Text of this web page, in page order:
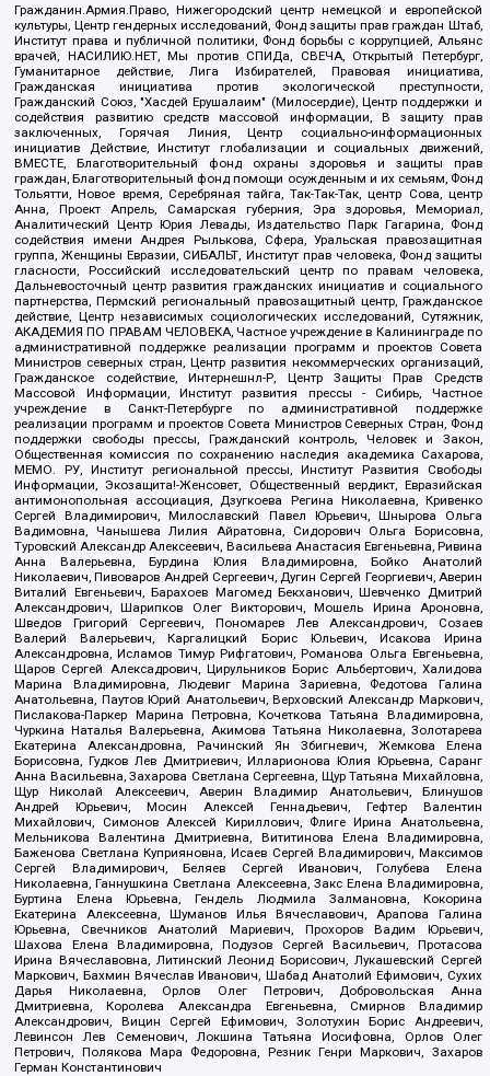
Гражданин.Армия.Право, Нижегородский центр немецкой и европейской
культуры, Центр гендерных исследований, Фонд защиты прав граждан Штаб,
Институт права и публичной политики, Фонд борьбы с коррупцией, Альянс
врачей, НАСИЛИЮ.НЕТ, Мы против СПИДа, СВЕЧА, Открытый Петербург,
Гуманитарное действие, Лига Избирателей, Правовая инициатива,
Гражданская инициатива против экологической преступности,
Гражданский Союз, "Хасдей Ерушалаим" (Милосердие), Центр поддержки и
содействия развитию средств массовой информации, В защиту прав
заключенных, Горячая Линия, Центр социально-информационных
инициатив Действие, Институт глобализации и социальных движений,
ВМЕСТЕ, Благотворительный фонд охраны здоровья и защиты прав
граждан, Благотворительный фонд помощи осужденным и их семьям, Фонд
Тольятти, Новое время, Серебряная тайга, Так-Так-Так, центр Сова, центр
Анна, Проект Апрель, Самарская губерния, Эра здоровья, Мемориал,
Аналитический Центр Юрия Левады, Издательство Парк Гагарина, Фонд
содействия имени Андрея Рылькова, Сфера, Уральская правозащитная
группа, Женщины Евразии, СИБАЛЬТ, Институт прав человека, Фонд защиты
гласности, Российский исследовательский центр по правам человека,
Дальневосточный центр развития гражданских инициатив и социального
партнерства, Пермский региональный правозащитный центр, Гражданское
действие, Центр независимых социологических исследований, Сутяжник,
АКАДЕМИЯ ПО ПРАВАМ ЧЕЛОВЕКА, Частное учреждение в Калининграде по
административной поддержке реализации программ и проектов Совета
Министров северных стран, Центр развития некоммерческих организаций,
Гражданское содействие, Интернешнл-Р, Центр Защиты Прав Средств
Массовой Информации, Институт развития прессы - Сибирь, Частное
учреждение в Санкт-Петербурге по административной поддержке
реализации программ и проектов Совета Министров Северных Стран, Фонд
поддержки свободы прессы, Гражданский контроль, Человек и Закон,
Общественная комиссия по сохранению наследия академика Сахарова,
МЕМО. РУ, Институт региональной прессы, Институт Развития Свободы
Информации, Экозащита!-Женсовет, Общественный вердикт, Евразийская
антимонопольная ассоциация, Дзугкоева Регина Николаевна, Кривенко
Сергей Владимирович, Милославский Павел Юрьевич, Шнырова Ольга
Вадимовна, Чанышева Лилия Айратовна, Сидорович Ольга Борисовна,
Туровский Александр Алексеевич, Васильева Анастасия Евгеньевна, Ривина
Анна Валерьевна, Бурдина Юлия Владимировна, Бойко Анатолий
Николаевич, Пивоваров Андрей Сергеевич, Дугин Сергей Георгиевич, Аверин
Виталий Евгеньевич, Барахоев Магомед Бекханович, Шевченко Дмитрий
Александрович, Шарипков Олег Викторович, Мошель Ирина Ароновна,
Шведов Григорий Сергеевич, Пономарев Лев Александрович, Созаев
Валерий Валерьевич, Каргалицкий Борис Юльевич, Исакова Ирина
Александровна, Исламов Тимур Рифгатович, Романова Ольга Евгеньевна,
Щаров Сергей Алексадрович, Цирульников Борис Альбертович, Халидова
Марина Владимировна, Людевиг Марина Зариевна, Федотова Галина
Анатольевна, Паутов Юрий Анатольевич, Верховский Александр Маркович,
Пислакова-Паркер Марина Петровна, Кочеткова Татьяна Владимировна,
Чуркина Наталья Валерьевна, Акимова Татьяна Николаевна, Золотарева
Екатерина Александровна, Рачинский Ян Збигневич, Жемкова Елена
Борисовна, Гудков Лев Дмитриевич, Илларионова Юлия Юрьевна, Саранг
Анна Васильевна, Захарова Светлана Сергеевна, Щур Татьяна Михайловна,
Щур Николай Алексеевич, Аверин Владимир Анатольевич, Блинушов
Андрей Юрьевич, Мосин Алексей Геннадьевич, Гефтер Валентин
Михайлович, Симонов Алексей Кириллович, Флиге Ирина Анатольевна,
Мельникова Валентина Дмитриевна, Вититинова Елена Владимировна,
Баженова Светлана Куприяновна, Исаев Сергей Владимирович, Максимов
Сергей Владимирович, Беляев Сергей Иванович, Голубева Елена
Николаевна, Ганнушкина Светлана Алексеевна, Закс Елена Владимировна,
Буртина Елена Юрьевна, Гендель Людмила Залмановна, Кокорина
Екатерина Алексеевна, Шуманов Илья Вячеславович, Арапова Галина
Юрьевна, Свечников Анатолий Мариевич, Прохоров Вадим Юрьевич,
Шахова Елена Владимировна, Подузов Сергей Васильевич, Протасова
Ирина Вячеславовна, Литинский Леонид Борисович, Лукашевский Сергей
Маркович, Бахмин Вячеслав Иванович, Шабад Анатолий Ефимович, Сухих
Дарья Николаевна, Орлов Олег Петрович, Добровольская Анна
Дмитриевна, Королева Александра Евгеньевна, Смирнов Владимир
Александрович, Вицин Сергей Ефимович, Золотухин Борис Андреевич,
Левинсон Лев Семенович, Локшина Татьяна Иосифовна, Орлов Олег
Петрович, Полякова Мара Федоровна, Резник Генри Маркович, Захаров
Герман Константинович